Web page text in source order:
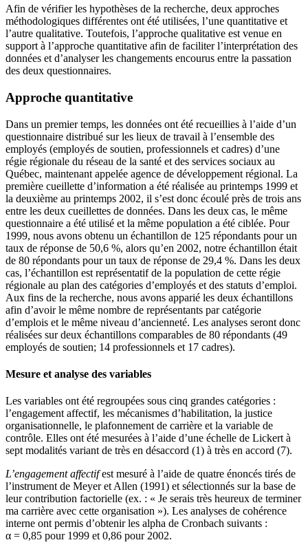
Afin de vérifier les hypothèses de la recherche, deux approches
méthodologiques différentes ont été utilisées, l’une quantitative et
l’autre qualitative. Toutefois, l’approche qualitative est venue en
support à l’approche quantitative afin de faciliter l’interprétation des
données et d’analyser les changements encourus entre la passation
des deux questionnaires.
Approche quantitative
Dans un premier temps, les données ont été recueillies à l’aide d’un
questionnaire distribué sur les lieux de travail à l’ensemble des
employés (employés de soutien, professionnels et cadres) d’une
régie régionale du réseau de la santé et des services sociaux au
Québec, maintenant appelée agence de développement régional. La
première cueillette d’information a été réalisée au printemps 1999 et
la deuxième au printemps 2002, il s’est donc écoulé près de trois ans
entre les deux cueillettes de données. Dans les deux cas, le même
questionnaire a été utilisé et la même population a été ciblée. Pour
1999, nous avons obtenu un échantillon de 125 répondants pour un
taux de réponse de 50,6 %, alors qu’en 2002, notre échantillon était
de 80 répondants pour un taux de réponse de 29,4 %. Dans les deux
cas, l’échantillon est représentatif de la population de cette régie
régionale au plan des catégories d’employés et des statuts d’emploi.
Aux fins de la recherche, nous avons apparié les deux échantillons
afin d’avoir le même nombre de représentants par catégorie
d’emplois et le même niveau d’ancienneté. Les analyses seront donc
réalisées sur deux échantillons comparables de 80 répondants (49
employés de soutien; 14 professionnels et 17 cadres).
Mesure et analyse des variables
Les variables ont été regroupées sous cinq grandes catégories :
l’engagement affectif, les mécanismes d’habilitation, la justice
organisationnelle, le plafonnement de carrière et la variable de
contrôle. Elles ont été mesurées à l’aide d’une échelle de Lickert à
sept modalités variant de très en désaccord (1) à très en accord (7).
L’engagement affectifest mesuré à l’aide de quatre énoncés tirés de
l’instrument de Meyer et Allen (1991) et sélectionnés sur la base de
leur contribution factorielle (ex. : « Je serais très heureux de terminer
ma carrière avec cette organisation »). Les analyses de cohérence
interne ont permis d’obtenir les alpha de Cronbach suivants :
α = 0,85 pour 1999 et 0,86 pour 2002.